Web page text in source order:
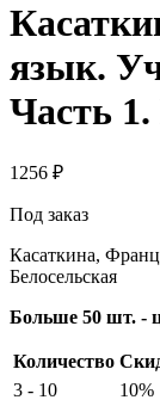
язык.
Часть 1.
1256 ₽
Под заказ
Касаткина,
Белосельская
Больше 50 шт. -
Количество
3 - 10
10%